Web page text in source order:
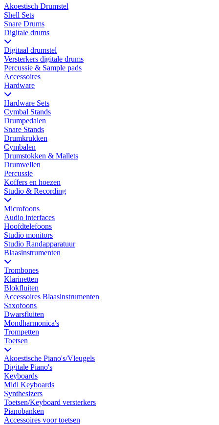
Akoestisch Drumstel
Shell Sets
Snare Drums
Digitale drums
Digitaal drumstel
Versterkers digitale drums
Percussie & Sample pads
Accessoires
Hardware
Hardware Sets
Cymbal Stands
Drumpedalen
Snare Stands
Drumkrukken
Cymbalen
Drumstokken & Mallets
Drumvellen
Percussie
Koffers en hoezen
Studio & Recording
Microfoons
Audio interfaces
Hoofdtelefoons
Studio monitors
Studio Randapparatuur
Blaasinstrumenten
Trombones
Klarinetten
Blokfluiten
Accessoires Blaasinstrumenten
Saxofoons
Dwarsfluiten
Mondharmonica's
Trompetten
Toetsen
Akoestische Piano's/Vleugels
Digitale Piano's
Keyboards
Midi Keyboards
Synthesizers
Toetsen/Keyboard versterkers
Pianobanken
Accessoires voor toetsen